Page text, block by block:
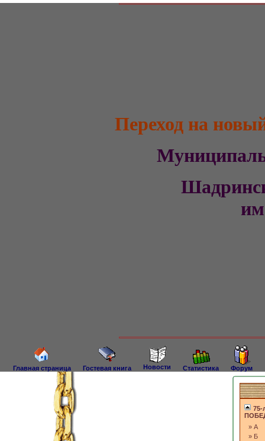
Переход на
Главная страница Гостевая книга Новости Статистика Форум
» А
» Б